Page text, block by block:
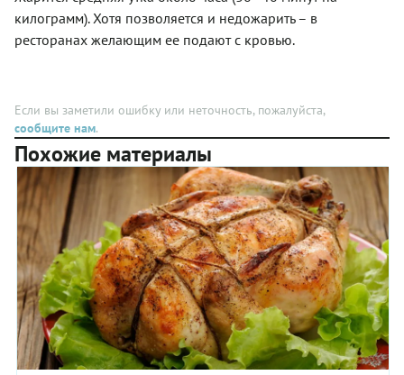
килограмм). Хотя позволяется и недожарить – в
ресторанах желающим ее подают с кровью.
Если вы заметили ошибку или неточность, пожалуйста,
сообщите нам.
Похожие материалы